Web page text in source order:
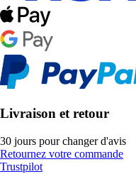
Livraison et retour
30 jours pour changer d'avis
Retournez votre commande
Trustpilot